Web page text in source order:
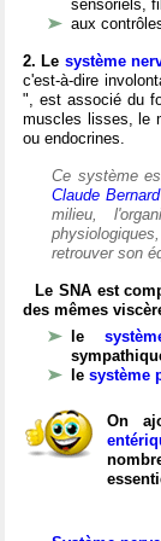
sensoriels,
aux
2. Le système
c'est-à-dire
", est associé du
muscles lisses, le
ou endocrines.
Ce système
Claude
milieu,
retrouver son
Le SNA est
des mêmes
le
le système
On